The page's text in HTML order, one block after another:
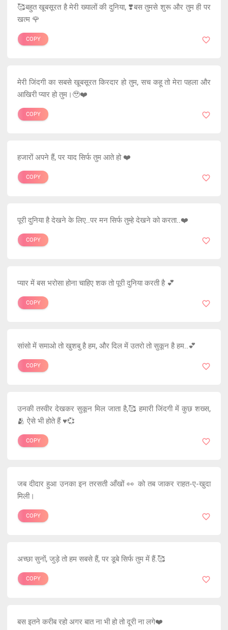
🥰बहुत खूबसूरत है मेरी ख्यालों की दुनिया, ❣️बस तुमसे शुरू और तुम ही पर
खत्म 🌹
COPY
मेरी जिंदगी का सबसे खूबसूरत किरदार हो तुम, सच कहू तो मेरा पहला और
आखिरी प्यार हो तुम।🥹❤️
COPY
हजारों अपने हैं, पर याद सिर्फ तुम आते हो ❤️
COPY
पूरी दुनिया है देखने के लिए..पर मन सिर्फ तुम्हे देखने को करता..❤️
COPY
प्यार में बस भरोसा होना चाहिए शक तो पूरी दुनिया करती है 💕
COPY
सांसो में समाओ तो खुशबु है हम, और दिल में उतरो तो सुकून है हम..💕
COPY
उनकी तस्वीर देखकर सुकून मिल जाता है,🥰 हमारी जिंदगी में कुछ शख्स,
🫂 ऐसे भी होते हैं ♥️💞
COPY
जब दीदार हुआ उनका इन तरसती आँखों 👀 को तब जाकर राहत-ए-खुदा
मिली।
COPY
अच्छा सुनों, जुड़े तो हम सबसे हैं, पर डूबे सिर्फ तुम में हैं.🥰
COPY
बस इतने करीब रहो अगर बात ना भी हो तो दूरी ना लगे❤️